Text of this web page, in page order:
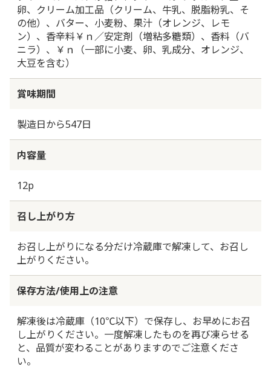
卵、クリーム加工品（クリーム、牛乳、脱脂粉乳、そ
の他）、バター、小麦粉、果汁（オレンジ、レモ
ン）、香辛料￥ｎ／安定剤（増粘多糖類）、香料（バ
ニラ）、￥ｎ（一部に小麦、卵、乳成分、オレンジ、
大豆を含む）
賞味期間
製造日から547日
内容量
12p
召し上がり方
お召し上がりになる分だけ冷蔵庫で解凍して、お召し
上がりください。
保存方法/使用上の注意
解凍後は冷蔵庫（10℃以下）で保存し、お早めにお召
し上がりください。一度解凍したものを再び凍らせる
と、品質が変わることがありますのでご注意くださ
い。